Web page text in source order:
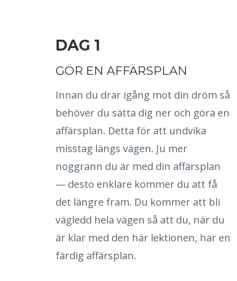
DAG 1
GÖR EN AFFÄRSPLAN
Innan du drar igång mot din dröm så
behöver du sätta dig ner och göra en
affärsplan. Detta för att undvika
misstag längs vägen. Ju mer
noggrann du är med din affärsplan
— desto enklare kommer du att få
det längre fram. Du kommer att bli
vägledd hela vägen så att du, när du
är klar med den här lektionen, har en
färdig affärsplan.